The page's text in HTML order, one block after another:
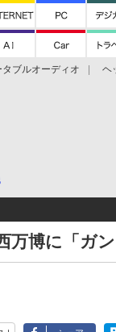
タブルオーディオ ヘ
万博に「ガ